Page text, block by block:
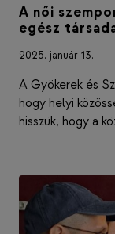
A női
egész
2025. január 13.
A Gyökerek és
hogy helyi
hisszük, hogy a